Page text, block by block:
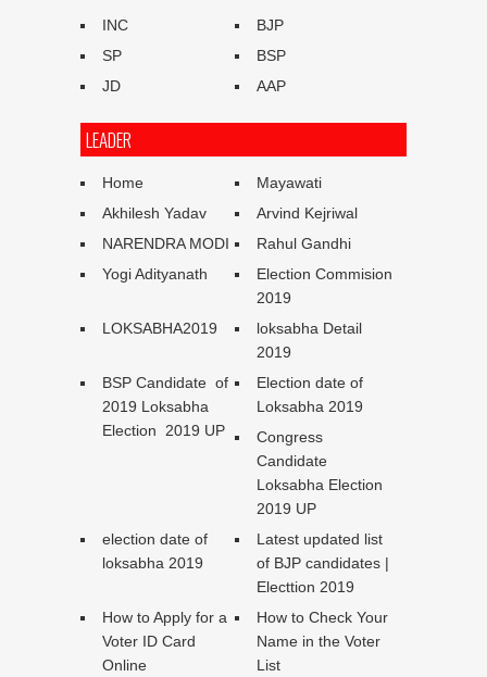
INC
BJP
SP
BSP
JD
AAP
LEADER
Home
Mayawati
Akhilesh Yadav
Arvind Kejriwal
NARENDRA MODI
Rahul Gandhi
Yogi Adityanath
Election Commision
2019
LOKSABHA2019
loksabha Detail
2019
BSP Candidate of
2019 Loksabha
Election 2019 UP
Election date of
Loksabha 2019
Congress
Candidate
Loksabha Election
2019 UP
election date of
loksabha 2019
Latest updated list
of BJP candidates |
Electtion 2019
How to Apply for a
Voter ID Card
Online
How to Check Your
Name in the Voter
List